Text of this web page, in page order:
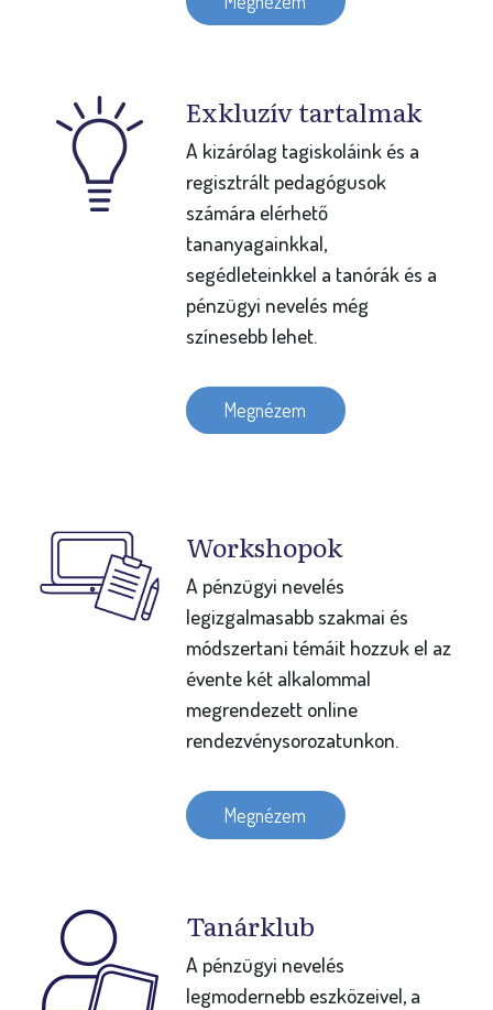
Exkluzív tartalmak
A kizárólag tagiskoláink és a
regisztrált pedagógusok
számára elérhető
tananyagainkkal,
segédleteinkkel a tanórák és a
pénzügyi nevelés még
színesebb lehet.
Megnézem
Workshopok
A pénzügyi nevelés
legizgalmasabb szakmai és
módszertani témáit hozzuk el az
évente két alkalommal
megrendezett online
rendezvénysorozatunkon.
Megnézem
Tanárklub
A pénzügyi nevelés
legmodernebb eszközeivel, a